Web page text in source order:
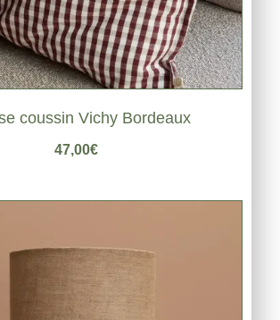
coussin Vichy Bordeaux
47,00€